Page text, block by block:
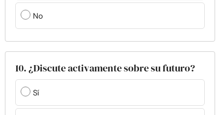
No
10. ¿Discute activamente sobre su futuro?
Sí